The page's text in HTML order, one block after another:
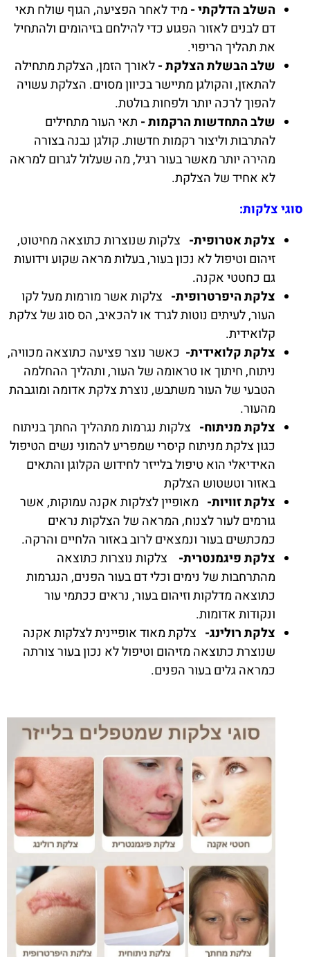
השלב הדלקתי - מיד לאחר הפציעה, הגוף שולח תאי
דם לבנים לאזור הפגוע כדי להילחם בזיהומים ולהתחיל
את תהליך הריפוי.
שלב הבשלת הצלקת -לאורך הזמן, הצלקת מתחילה
להתאזן, והקולגן מתיישר בכיוון מסוים. הצלקת עשויה
להפוך לרכה יותר ולפחות בולטת.
שלב התחדשות הרקמות - תאי העור מתחילים
להתרבות וליצור רקמות חדשות. קולגן נבנה בצורה
מהירה יותר מאשר בעור רגיל, מה שעלול לגרום למראה
לא אחיד של הצלקת.
סוגי צלקות:
צלקת אטרופית- צלקות שנוצרות כתוצאה מחיטוט,
זיהום וטיפול לא נכון בעור, בעלות מראה שקוע וידועות
גם כחטטי אקנה.
צלקת היפרטרופית- צלקות אשר מורמות מעל לקו
העור, לעיתים נוטות לגרד או להכאיב, הס סוג של צלקת
קלואידית.
צלקת קלואידית- כאשר נוצר פציעה כתוצאה מכוויה,
ניתוח, חיתוך או טראומה של העור, ותהליך ההחלמה
הטבעי של העור משתבש, נוצרת צלקת אדומה ומוגבהת
מהעור.
צלקת מניתוח- צלקות נגרמות מתהליך החתך בניתוח
כגון צלקת מניתוח קיסרי שמפריע להמוני נשים הטיפול
האידיאלי הוא טיפול בלייזר לחידוש הקלוגן והתאים
באזור וטשטוש הצלקת
צלקת זוויות- מאופיין לצלקות אקנה עמוקות, אשר
גורמים לעור לצנוח, המראה של הצלקות נראים
כמכתשים בעור ונמצאים לרוב באזור הלחיים והרקה.
צלקת פיגמנטרית- צלקות נוצרות כתוצאה
מהתרחבות של נימים וכלי דם בעור הפנים, הנגרמות
כתוצאה מדלקות וזיהום בעור, נראים ככתמי עור
ונקודות אדומות.
צלקת רולינג- צלקת מאוד אופיינית לצלקות אקנה
שנוצרת כתוצאה מזיהום וטיפול לא נכון בעור צורתה
כמראה גלים בעור הפנים.